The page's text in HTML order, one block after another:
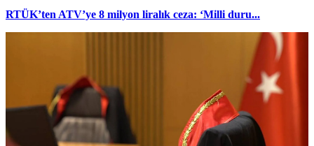
RTÜK’ten ATV’ye 8 milyon liralık ceza: ‘Milli duru...